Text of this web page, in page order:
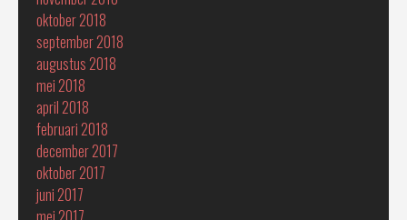
oktober 2018
september 2018
augustus 2018
mei 2018
april 2018
februari 2018
december 2017
oktober 2017
juni 2017